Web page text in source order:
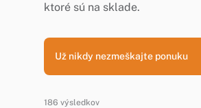
ktoré sú na sklade.
Už nikdy nezmeškajte ponuku
186 výsledkov